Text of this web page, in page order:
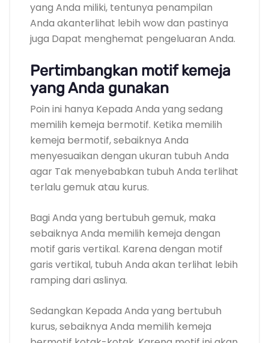
yang Anda miliki, tentunya penampilan
Anda akanterlihat lebih wow dan pastinya
juga Dapat menghemat pengeluaran Anda.
Pertimbangkan motif kemeja
yang Anda gunakan
Poin ini hanya Kepada Anda yang sedang
memilih kemeja bermotif. Ketika memilih
kemeja bermotif, sebaiknya Anda
menyesuaikan dengan ukuran tubuh Anda
agar Tak menyebabkan tubuh Anda terlihat
terlalu gemuk atau kurus.
Bagi Anda yang bertubuh gemuk, maka
sebaiknya Anda memilih kemeja dengan
motif garis vertikal. Karena dengan motif
garis vertikal, tubuh Anda akan terlihat lebih
ramping dari aslinya.
Sedangkan Kepada Anda yang bertubuh
kurus, sebaiknya Anda memilih kemeja